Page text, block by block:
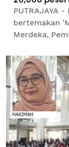
PUTRAJAYA
bertemakan
Merdeka,
20,000